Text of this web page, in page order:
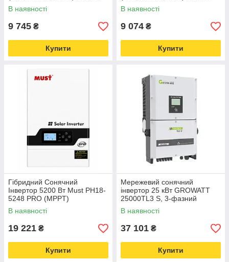
2000 - чиста синусоїда
В наявності
9 745 ₴
Купити
1000 - чиста синусоїда
В наявності
9 074 ₴
Купити
Гібридний Сонячний
Інвертор 5200 Вт Must PH18-
5248 PRO (MPPT)
В наявності
19 221 ₴
Купити
Мережевий сонячний
інвертор 25 кВт GROWATT
25000TL3 S, 3-фазний
В наявності
37 101 ₴
Купити